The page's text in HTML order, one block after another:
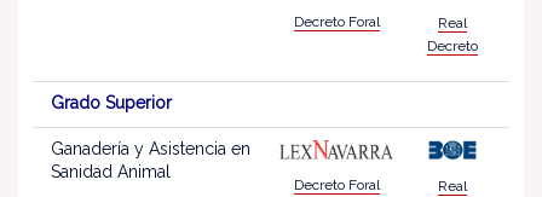
Decreto Foral
Real
Decreto
Grado Superior
Ganadería y Asistencia en
Sanidad Animal
Decreto Foral
Real